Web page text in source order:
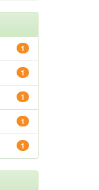
1
1
1
1
1